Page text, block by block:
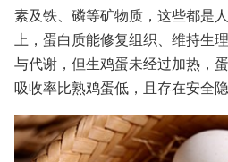
素及铁、磷等矿物质，这些都是
上，蛋白质能修复组织、维持生
与代谢，但生鸡蛋未经过加热，
吸收率比熟鸡蛋低，且存在安全隐